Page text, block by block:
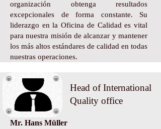
organización obtenga resultados
excepcionales de forma constante. Su
liderazgo en la Oficina de Calidad es vital
para nuestra misión de alcanzar y mantener
los más altos estándares de calidad en todas
nuestras operaciones.
Head of International
Quality office
Mr. Hans Müller